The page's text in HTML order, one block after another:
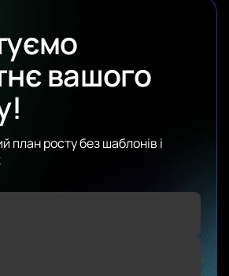
вашого
план росту без шаблонів і